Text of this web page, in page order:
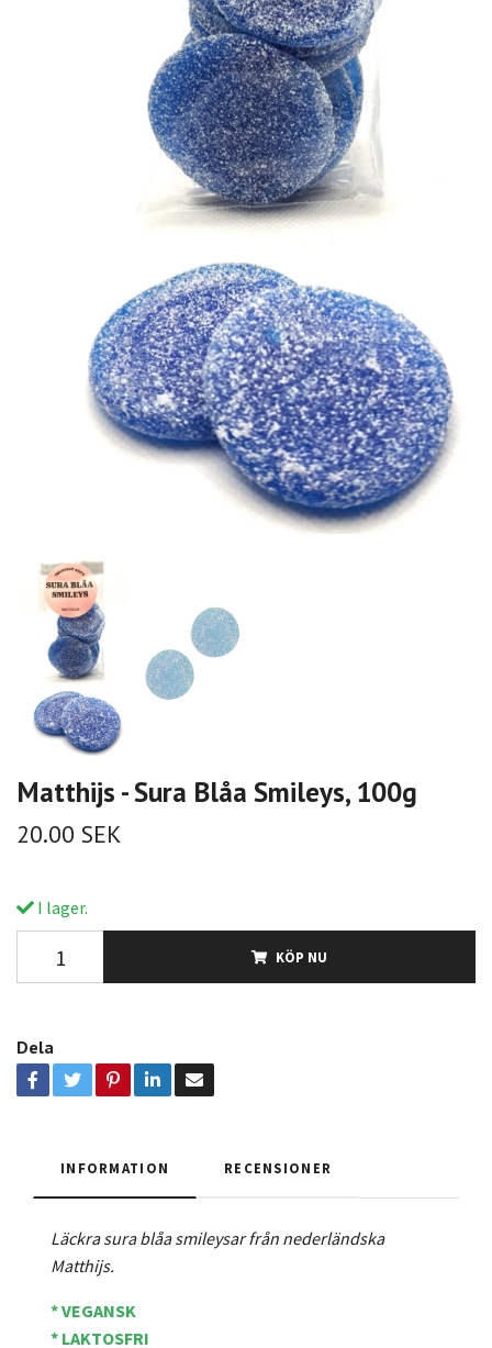
Matthijs - Sura Blåa Smileys, 100g
20.00 SEK
I lager.
KÖP NU
Dela
INFORMATION RECENSIONER
Läckra sura blåa smileysar från nederländska
Matthijs.
* VEGANSK
* LAKTOSFRI